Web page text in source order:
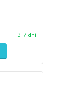
3-7 dní